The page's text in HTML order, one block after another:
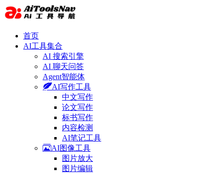
首页
AI工具集合
AI 搜索引擎
AI 聊天问答
Agent智能体
AI写作工具
中文写作
论文写作
标书写作
内容检测
AI笔记工具
AI图像工具
图片放大
图片编辑